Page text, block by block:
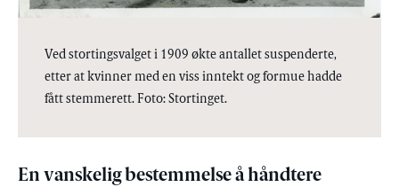
Ved stortingsvalget i 1909 økte antallet suspenderte,
etter at kvinner med en viss inntekt og formue hadde
fått stemmerett. Foto: Stortinget.
En vanskelig bestemmelse å håndtere